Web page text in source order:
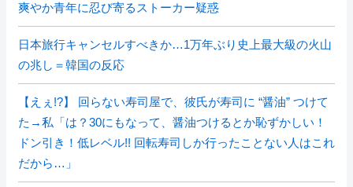
爽やか青年に忍び寄るストーカー疑惑
日本旅行キャンセルすべきか…1万年ぶり史上最大級の火山
の兆し＝韓国の反応
【えぇ!?】 回らない寿司屋で、彼氏が寿司に “醤油” つけて
た→私「は？30にもなって、醤油つけるとか恥ずかしい！
ドン引き！低レベル!! 回転寿司しか行ったことない人はこれ
だから…」